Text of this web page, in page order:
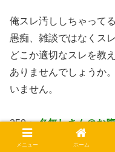
俺スレ汚ししちゃって
愚痴、雑談ではなくス
どこか適切なスレを教
ありませんでしょうか
いません。
250：名無しさん＠お
18:44:46.89
メニュー ホーム